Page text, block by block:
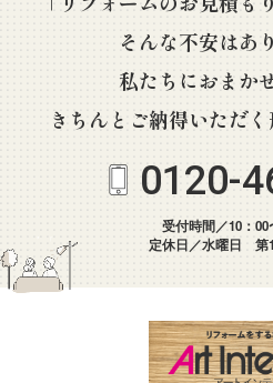
そんな不安はあ
私たちにおまか
きちんとご納得いただく
0120-
受付時間／10：00
定休日／水曜日 第